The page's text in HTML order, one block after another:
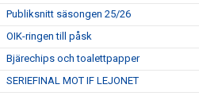
Publiksnitt säsongen 25/26
OIK-ringen till påsk
Bjärechips och toalettpapper
SERIEFINAL MOT IF LEJONET